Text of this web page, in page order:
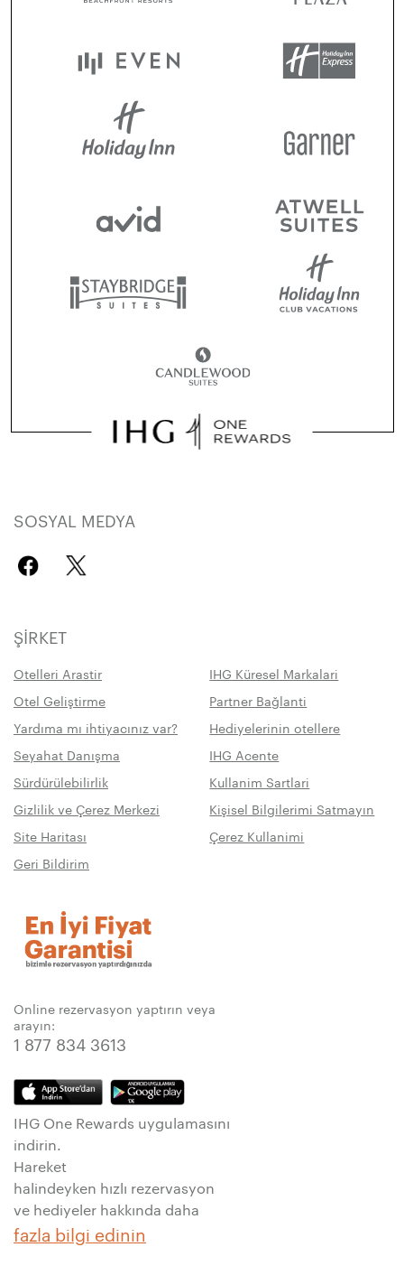
SOSYAL MEDYA
ŞIRKET
Otelleri Arastir
IHG Küresel Markalari
Otel Geliştirme
Partner Bağlanti
Yardıma mı ihtiyacınız var?
Hediyelerinin otellere
Seyahat Danışma
IHG Acente
Sürdürülebilirlik
Kullanim Sartlari
Gizlilik ve Çerez Merkezi
Kişisel Bilgilerimi Satmayın
Site Haritası
Çerez Kullanimi
Geri Bildirim
Online rezervasyon yaptırın veya
arayın:
1 877 834 3613
IHG One Rewards uygulamasını
indirin.
Hareket
halindeyken hızlı rezervasyon
ve hediyeler hakkında daha
fazla bilgi edinin